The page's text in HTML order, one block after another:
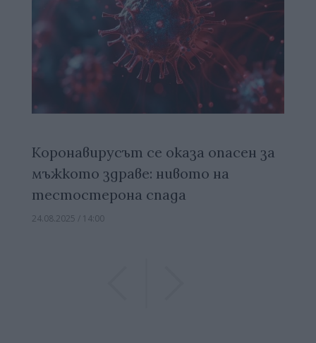
Коронавирусът се оказа опасен за
мъжкото здраве: нивото на
тестостерона спада
24.08.2025 / 14:00